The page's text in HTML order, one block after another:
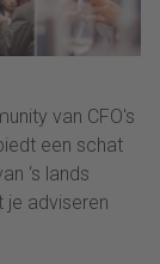
van CFO's
een schat
‘s lands
adviseren